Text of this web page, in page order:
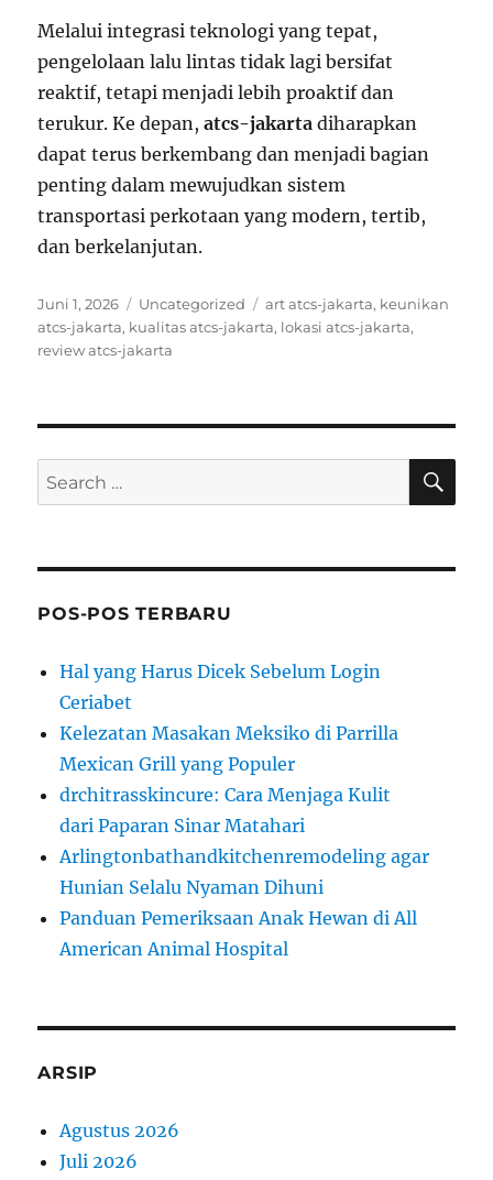
Melalui integrasi teknologi yang tepat,
pengelolaan lalu lintas tidak lagi bersifat
reaktif, tetapi menjadi lebih proaktif dan
terukur. Ke depan,atcs-jakarta diharapkan
dapat terus berkembang dan menjadi bagian
penting dalam mewujudkan sistem
transportasi perkotaan yang modern, tertib,
dan berkelanjutan.
Posted
on
Juni 1, 2026 Categories
Uncategorized Tags
art atcs-jakarta, keunikan
atcs-jakarta, kualitas atcs-jakarta, lokasi atcs-jakarta,
review atcs-jakarta
Search
for:
POS-POS TERBARU
Hal yang Harus Dicek Sebelum Login
Ceriabet
Kelezatan Masakan Meksiko di Parrilla
Mexican Grill yang Populer
drchitrasskincure: Cara Menjaga Kulit
dari Paparan Sinar Matahari
Arlingtonbathandkitchenremodeling agar
Hunian Selalu Nyaman Dihuni
Panduan Pemeriksaan Anak Hewan di All
American Animal Hospital
ARSIP
Agustus 2026
Juli 2026